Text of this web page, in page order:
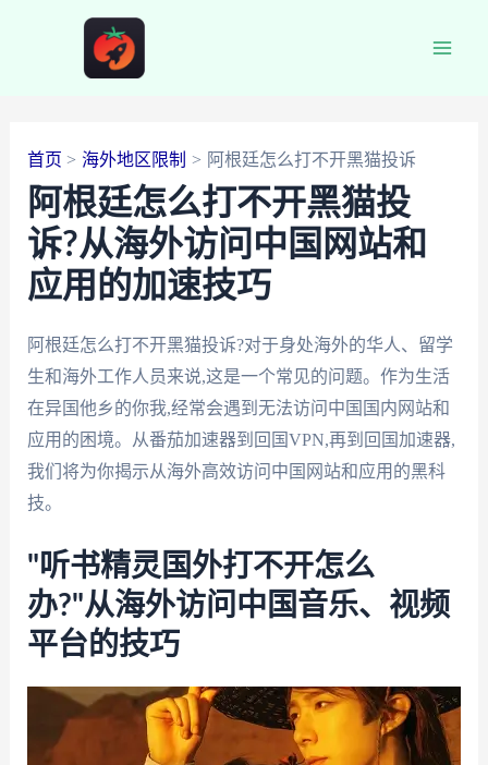
首页 海外地区限制 阿根廷怎么打不开黑猫投诉
阿根廷怎么打不开黑猫投
诉?从海外访问中国网站和
应用的加速技巧
阿根廷怎么打不开黑猫投诉?对于身处海外的华人、留学
生和海外工作人员来说,这是一个常见的问题。作为生活
在异国他乡的你我,经常会遇到无法访问中国国内网站和
应用的困境。从番茄加速器到回国VPN,再到回国加速器,
我们将为你揭示从海外高效访问中国网站和应用的黑科
技。
"听书精灵国外打不开怎么
办?"从海外访问中国音乐、视频
平台的技巧